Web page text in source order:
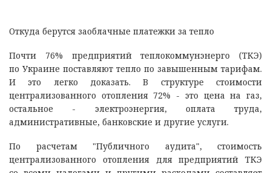
Откуда берутся заоблачные платежки за тепло
Почти 76% предприятий теплокоммунэнерго (ТКЭ)
по Украине поставляют тепло по завышенным тарифам.
И это легко доказать. В структуре стоимости
централизованного отопления 72% - это цена на газ,
остальное - электроэнергия, оплата труда,
административные, банковские и другие услуги.
По расчетам "Публичного аудита", стоимость
централизованного отопления для предприятий ТКЭ